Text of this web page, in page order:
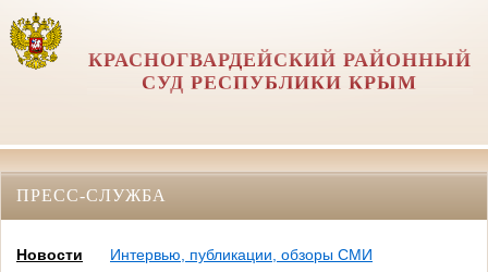
КРАСНОГВАРДЕЙСКИЙ РАЙОННЫЙ
СУД РЕСПУБЛИКИ КРЫМ
ПРЕСС-СЛУЖБА
Новости
Интервью, публикации, обзоры СМИ